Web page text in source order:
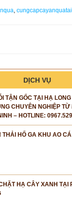
DỊCH VỤ
TẬN GỐC TẠI HẠ
CHUYÊN NGHIỆP
– HOTLINE:
THẢI HỐ GA KHU AO
HẠ CÂY XANH TẠI